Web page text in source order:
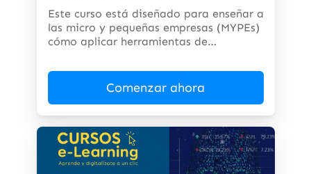
Este curso está diseñado para enseñar a
las micro y pequeñas empresas (MYPEs)
cómo aplicar herramientas de
Comenzar ahora